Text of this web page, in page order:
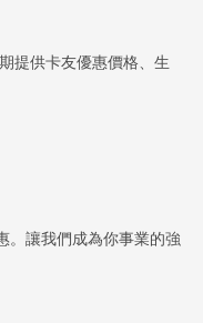
提供卡友優惠價格、生
。讓我們成為你事業的強